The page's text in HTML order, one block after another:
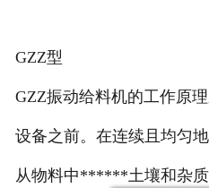
GZZ型
GZZ振动给料机的工作原
设备之前。在连续且均匀
从物料中******土壤和杂